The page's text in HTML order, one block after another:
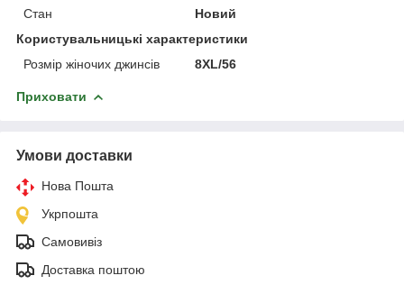
Стан
Новий
Користувальницькі характеристики
Розмір жіночих джинсів
8XL/56
Приховати
Умови доставки
Нова Пошта
Укрпошта
Самовивіз
Доставка поштою